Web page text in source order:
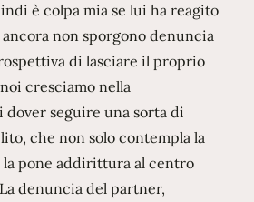
è colpa mia se lui ha reagito
ancora non sporgono denuncia
di lasciare il proprio
cresciamo nella
dover seguire una sorta di
che non solo contempla la
la pone addirittura al centro
denuncia del partner,